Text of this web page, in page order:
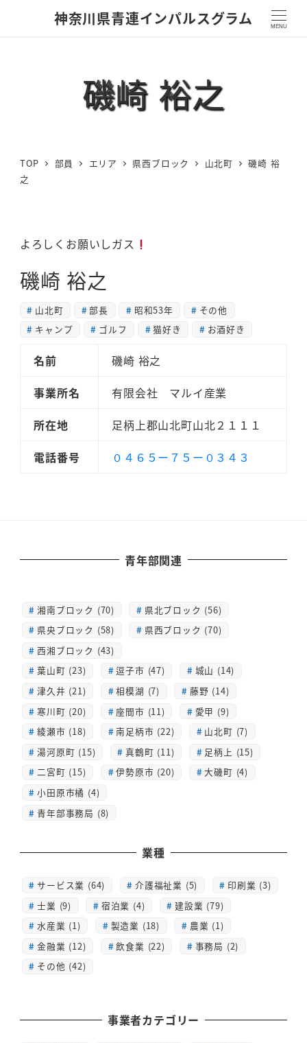
神奈川県青連インパルスグラム MENU
磯崎 裕之
TOP 部員 エリア 県西ブロック 山北町
磯崎 裕
之
よろしくお願いしガス
磯崎 裕之
山北町 部長 昭和53年
その他
キャンプ
ゴルフ 猫好き お酒好き
名前
磯崎 裕之
事業所名
有限会社 マルイ産業
所在地
足柄上郡山北町山北２１１１
電話番号
０４６５ー７５ー０３４３
青年部関連
湘南ブロック (70)
県北ブロック (56)
県央ブロック (58)
県西ブロック (70)
西湘ブロック (43)
葉山町 (23)
逗子市 (47)
城山 (14)
津久井 (21)
相模湖 (7)
藤野 (14)
寒川町 (20)
座間市 (11)
愛甲 (9)
綾瀬市 (18)
南足柄市 (22)
山北町 (7)
湯河原町 (15)
真鶴町 (11)
足柄上 (15)
二宮町 (15)
伊勢原市 (20)
大磯町 (4)
小田原市橘 (4)
青年部事務局 (8)
業種
サービス業 (64) 介護福祉業 (5)
印刷業 (3)
士業 (9)
宿泊業 (4)
建設業 (79)
水産業 (1)
製造業 (18)
農業 (1)
金融業 (12)
飲食業 (22)
事務局 (2)
その他 (42)
事業者カテゴリー